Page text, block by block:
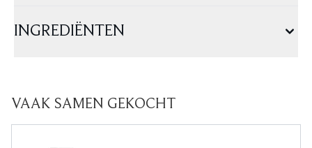
INGREDIËNTEN
VAAK SAMEN GEKOCHT